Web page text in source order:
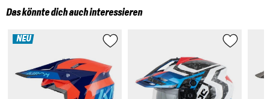
Das könnte dich auch interessieren
NEU